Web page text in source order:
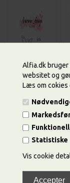
Alfia.dk
websitet og
Læs om
Statistiske
Vis cookie
Diverse